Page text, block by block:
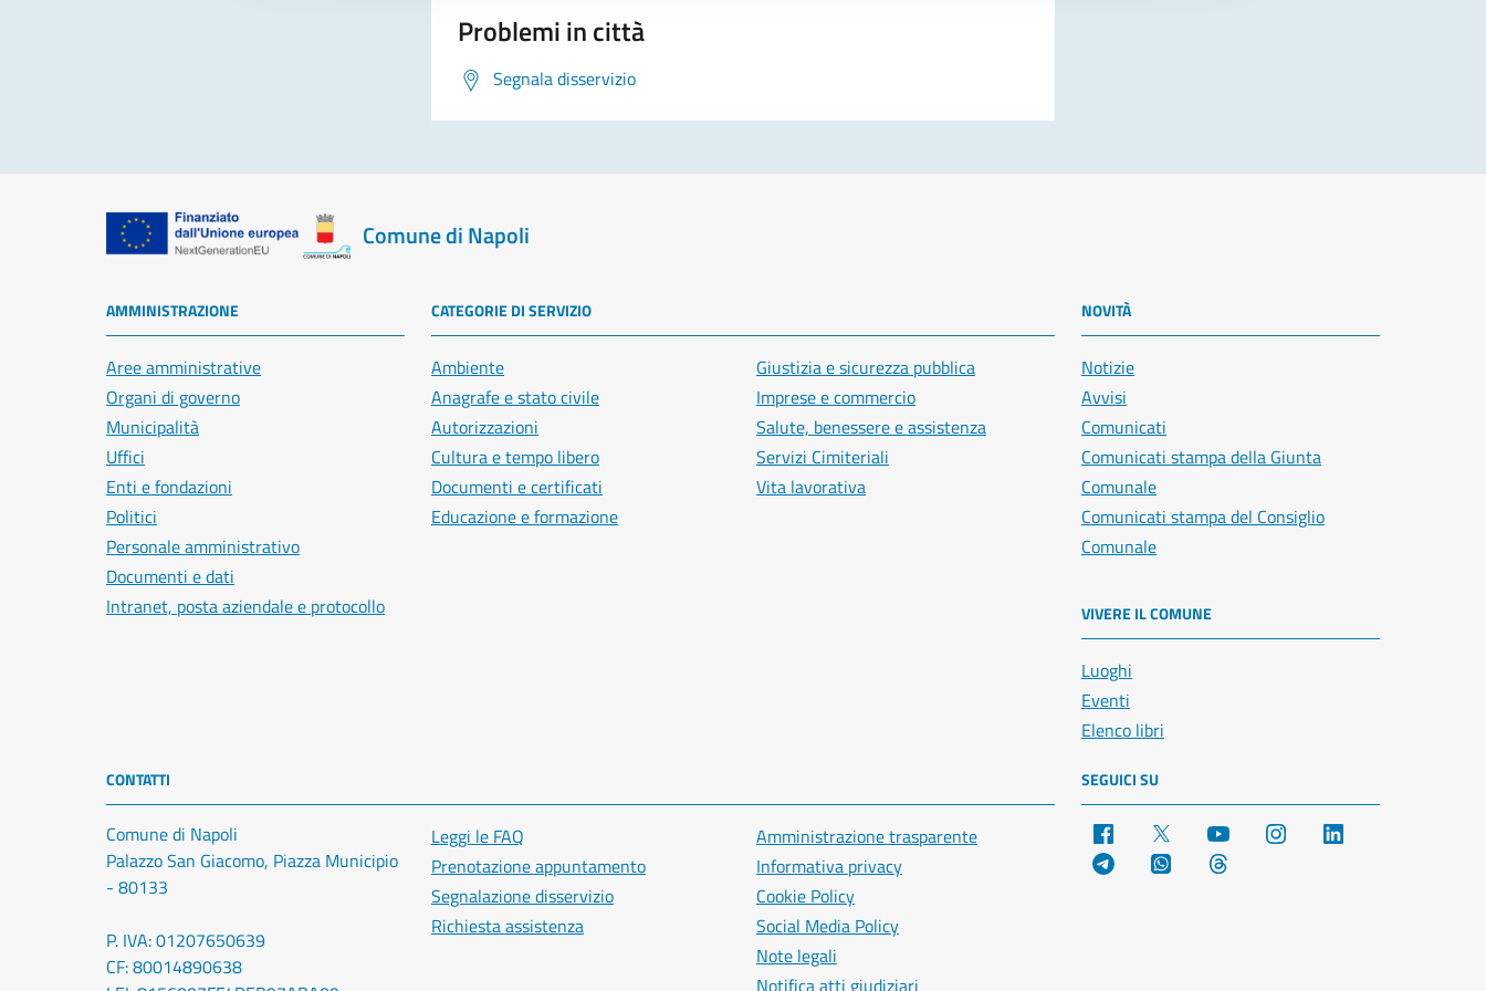
Problemi in città
Segnala disservizio
Comune di Napoli
AMMINISTRAZIONE
Aree amministrative
Organi di governo
Municipalità
Uffici
Enti e fondazioni
Politici
Personale amministrativo
Documenti e dati
Intranet, posta aziendale e protocollo
CATEGORIE DI SERVIZIO
Ambiente
Anagrafe e stato civile
Autorizzazioni
Cultura e tempo libero
Documenti e certificati
Educazione e formazione
Giustizia e sicurezza pubblica
Imprese e commercio
Salute, benessere e assistenza
Servizi Cimiteriali
Vita lavorativa
NOVITÀ
Notizie
Avvisi
Comunicati
Comunicati stampa della Giunta
Comunale
Comunicati stampa del Consiglio
Comunale
VIVERE IL COMUNE
Luoghi
Eventi
Elenco libri
CONTATTI
Comune di Napoli
Palazzo San Giacomo, Piazza Municipio
- 80133
P. IVA: 01207650639
CF: 80014890638
Leggi le FAQ
Prenotazione appuntamento
Segnalazione disservizio
Richiesta assistenza
Amministrazione trasparente
Informativa privacy
Cookie Policy
Social Media Policy
Note legali
SEGUICI SU
Facebook YouTube Instagram
Telegram WhatsApp